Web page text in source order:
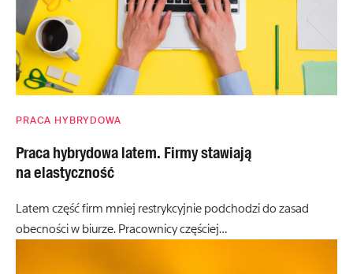
PRACA HYBRYDOWA
Praca hybrydowa latem. Firmy stawiają
na elastyczność
Latem część firm mniej restrykcyjnie podchodzi do zasad
obecności w biurze. Pracownicy częściej…